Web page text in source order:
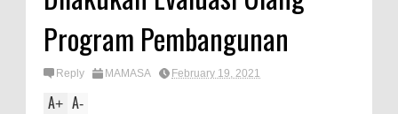
Program Pembangunan
Reply MAMASA February 19, 2021
A+ A-